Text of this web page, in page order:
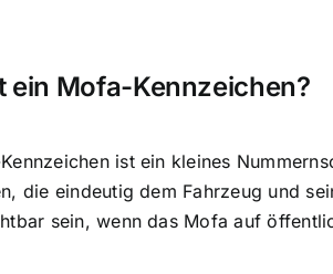
ein Mofa-Kennzeichen?
ist ein kleines
die eindeutig dem Fahrzeug und
sein, wenn das Mofa auf